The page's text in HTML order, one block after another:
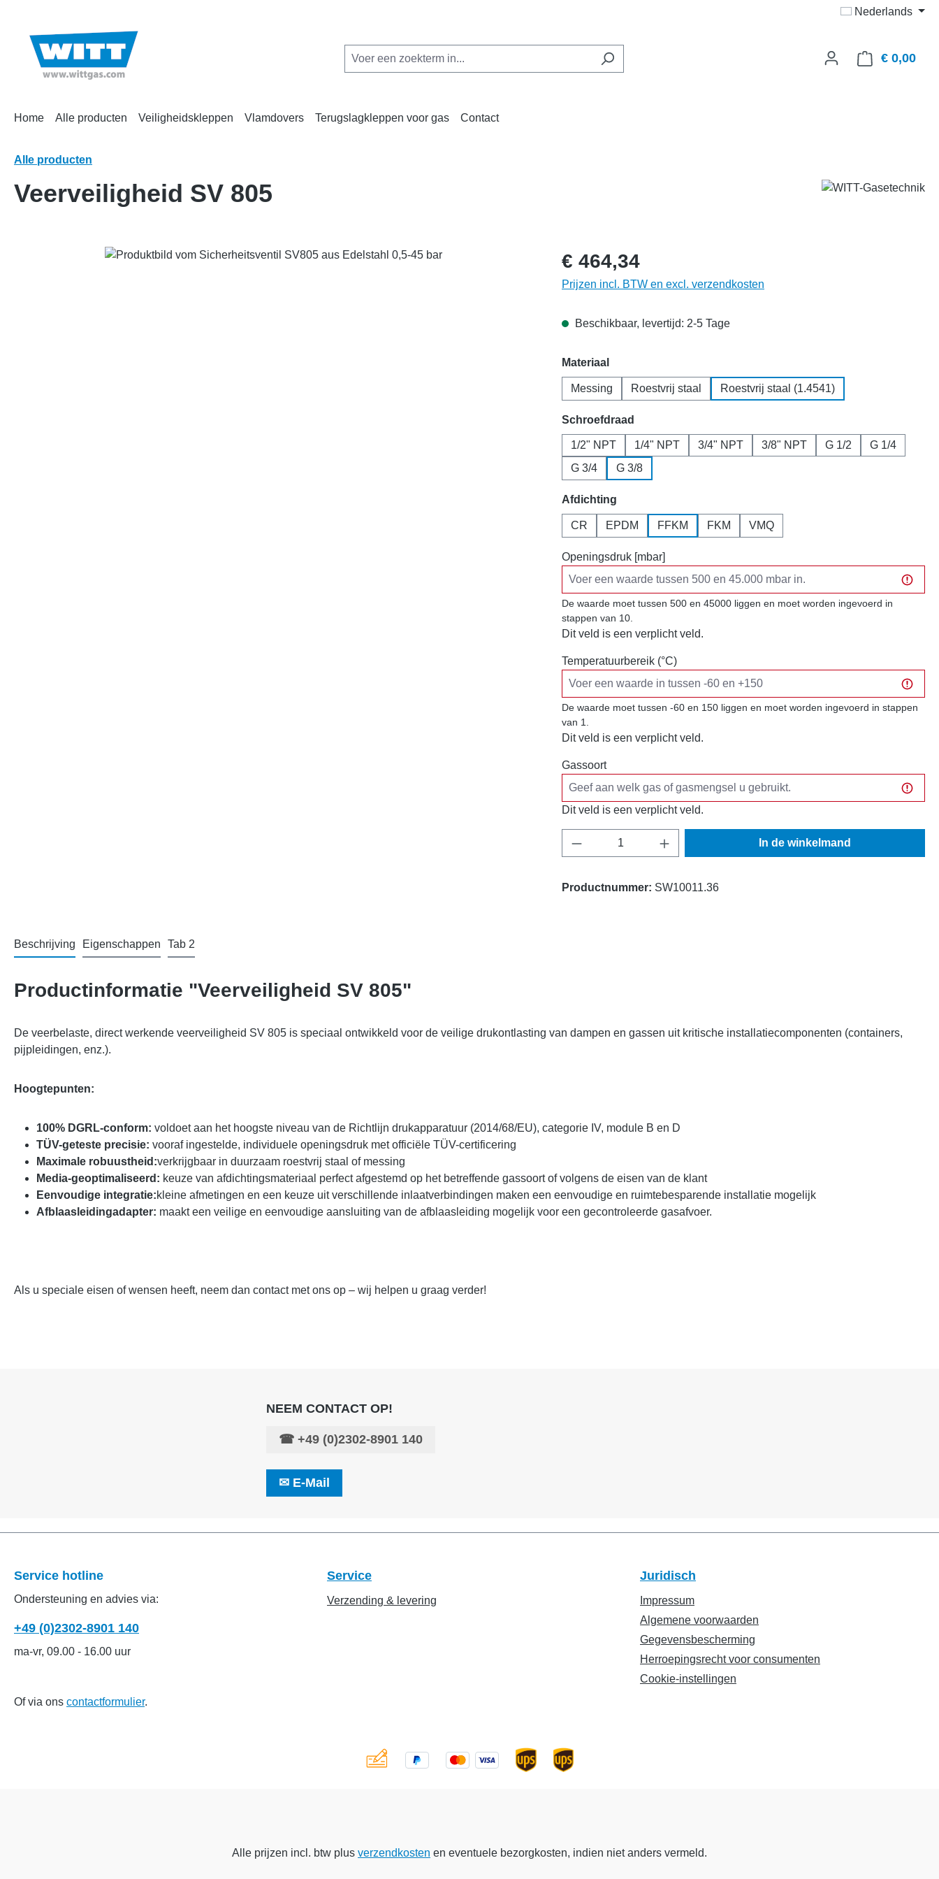
Nederlands
€ 0,00
Home Alle producten Veiligheidskleppen Vlamdovers Terugslagkleppen voor gas Contact
Alle producten
Veerveiligheid SV 805
Afbeeldingengalerij overslaan € 464,34
Prijzen incl. BTW en excl. verzendkosten
Beschikbaar, levertijd: 2-5 Tage
Selecteer
Materiaal
Messing Roestvrij staal Roestvrij staal (1.4541)
Selecteer
Schroefdraad
1/2" NPT 1/4" NPT 3/4" NPT 3/8" NPT G 1/2
G 1/4
G 3/4
G 3/8
Selecteer
Afdichting
CR EPDM FFKM FKM VMQ
Openingsdruk [mbar]
De waarde moet tussen 500 en 45000 liggen en moet worden ingevoerd in
stappen van 10.
Dit veld is een verplicht veld.
Temperatuurbereik (°C)
De waarde moet tussen -60 en 150 liggen en moet worden ingevoerd in stappen
van 1.
Dit veld is een verplicht veld.
Gassoort
Dit veld is een verplicht veld.
Producthoeveelheid: Voer de gewenste
In de winkelmand
Productnummer: SW10011.36
Beschrijving Eigenschappen Tab 2
Productinformatie "Veerveiligheid SV 805"
De veerbelaste, direct werkende veerveiligheid SV 805 is speciaal ontwikkeld voor de veilige drukontlasting van dampen en gassen uit kritische installatiecomponenten (containers,
pijpleidingen, enz.).
Hoogtepunten:
100% DGRL-conform: voldoet aan het hoogste niveau van de Richtlijn drukapparatuur (2014/68/EU), categorie IV, module B en D
TÜV-geteste precisie: vooraf ingestelde, individuele openingsdruk met officiële TÜV-certificering
Maximale robuustheid:verkrijgbaar in duurzaam roestvrij staal of messing
Media-geoptimaliseerd: keuze van afdichtingsmateriaal perfect afgestemd op het betreffende gassoort of volgens de eisen van de klant
Eenvoudige integratie:kleine afmetingen en een keuze uit verschillende inlaatverbindingen maken een eenvoudige en ruimtebesparende installatie mogelijk
Afblaasleidingadapter: maakt een veilige en eenvoudige aansluiting van de afblaasleiding mogelijk voor een gecontroleerde gasafvoer.
Als u speciale eisen of wensen heeft, neem dan contact met ons op – wij helpen u graag verder!
NEEM CONTACT OP!
☎ +49 (0)2302-8901 140
✉ E-Mail
Service hotline
Ondersteuning en advies via:
+49 (0)2302-8901 140
ma-vr, 09.00 - 16.00 uur
Of via ons contactformulier.
Service
Verzending & levering
Juridisch
Impressum
Algemene voorwaarden
Gegevensbescherming
Herroepingsrecht voor consumenten
Cookie-instellingen
Alle prijzen incl. btw plus verzendkosten en eventuele bezorgkosten, indien niet anders vermeld.